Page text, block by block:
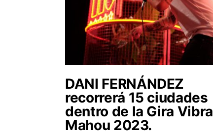
DANI FERNÁNDEZ
recorrerá 15 ciudades
dentro de la Gira Vibra
Mahou 2023.